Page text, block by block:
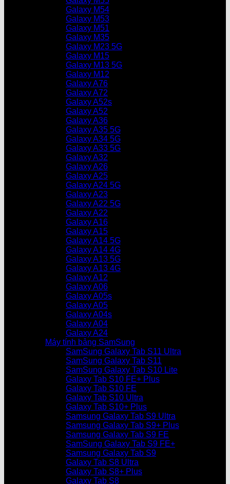
Galaxy M54
Galaxy M53
Galaxy M51
Galaxy M35
Galaxy M23 5G
Galaxy M15
Galaxy M13 5G
Galaxy M12
Galaxy A76
Galaxy A72
Galaxy A52s
Galaxy A52
Galaxy A36
Galaxy A35 5G
Galaxy A34 5G
Galaxy A33 5G
Galaxy A32
Galaxy A26
Galaxy A25
Galaxy A24 5G
Galaxy A23
Galaxy A22 5G
Galaxy A22
Galaxy A16
Galaxy A15
Galaxy A14 5G
Galaxy A14 4G
Galaxy A13 5G
Galaxy A13 4G
Galaxy A12
Galaxy A06
Galaxy A05s
Galaxy A05
Galaxy A04s
Galaxy A04
Galaxy A24
Máy tính bảng SamSung
SamSung Galaxy Tab S11 Ultra
SamSung Galaxy Tab S11
SamSung Galaxy Tab S10 Lite
Galaxy Tab S10 FE+ Plus
Galaxy Tab S10 FE
Galaxy Tab S10 Ultra
Galaxy Tab S10+ Plus
Samsung Galaxy Tab S9 Ultra
Samsung Galaxy Tab S9+ Plus
Samsung Galaxy Tab S9 FE
SamSung Galaxy Tab S9 FE+
Samsung Galaxy Tab S9
Galaxy Tab S8 Ultra
Galaxy Tab S8+ Plus
Galaxy Tab S8